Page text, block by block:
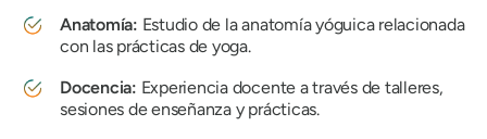
Anatomía: Estudio de la anatomía yóguica relacionada
con las prácticas de yoga.
Docencia: Experiencia docente a través de talleres,
sesiones de enseñanza y prácticas.